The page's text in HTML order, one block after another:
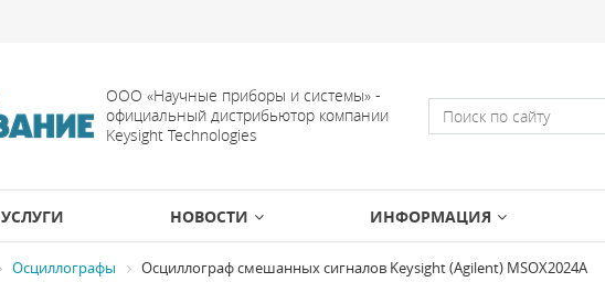
ООО «Научные приборы и системы» -
официальный дистрибьютор компании
Keysight Technologies
УСЛУГИ НОВОСТИ ИНФОРМАЦИЯ
Осциллографы Осциллограф смешанных сигналов Keysight (Agilent) MSOX2024A